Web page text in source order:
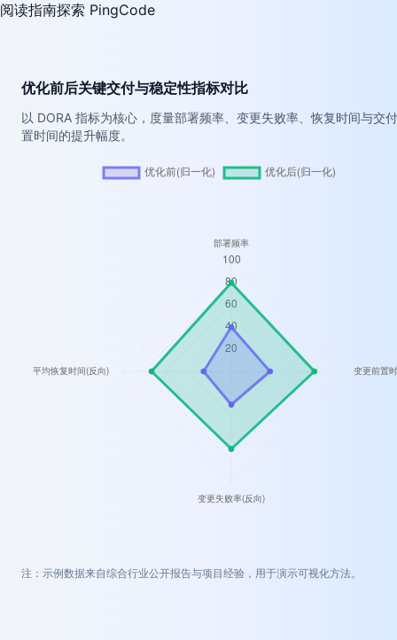
阅读指南探索 PingCode
优化前后关键交付与稳定性指标对比
以 DORA 指标为核心，度量部署频率、变更失败率、恢复时间与交
置时间的提升幅度。
注：示例数据来自综合行业公开报告与项目经验，用于演示可视化方法。